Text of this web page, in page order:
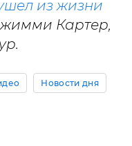
из жизни
Картер,
Новости дня